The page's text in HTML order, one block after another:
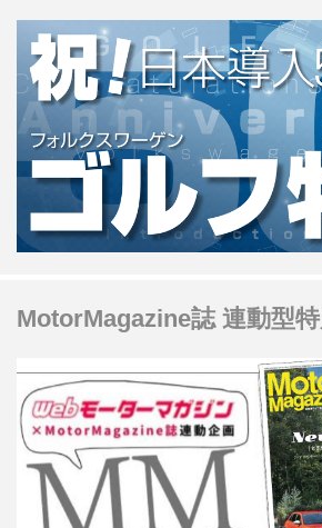
MotorMagazine誌 連動型